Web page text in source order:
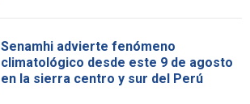
Senamhi advierte fenómeno
climatológico desde este 9 de agosto
en la sierra centro y sur del Perú